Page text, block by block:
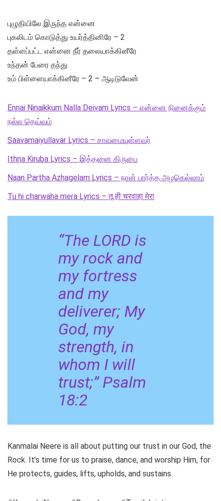
புழுதியிலே இருந்த என்னை
புகலிடம் கொடுத்து உயர்த்தினிரே – 2
தள்ளப்பட்ட என்னை நீர் தலையாக்கினீரே
உந்தன் பேரை தந்து
உம் பிள்ளையாக்கினீரே – 2 – ஆடிடுவேன்
Ennai Ninaikkum Nalla Deivam Lyrics – என்னை நினைக்கும்
நல்ல தெய்வம்
Saavamaiyullavar Lyrics – சாவமையுள்ளவர்
Ithna Kiruba Lyrics – இத்தனை கிருபை
Naan Partha Azhagelam Lyrics – நான் பார்த்த அழகெல்லாம்
Tu hi charwaha mera Lyrics – तू ही चरवाहा मेरा
“The LORD is
my rock and
my fortress
and my
deliverer; My
God, my
strength, in
whom I will
trust;” Psalm
18:2
Kanmalai Neere is all about putting our trust in our God, the
Rock. It’s time for us to praise, dance, and worship Him, for
He protects, guides, lifts, upholds, and sustains.